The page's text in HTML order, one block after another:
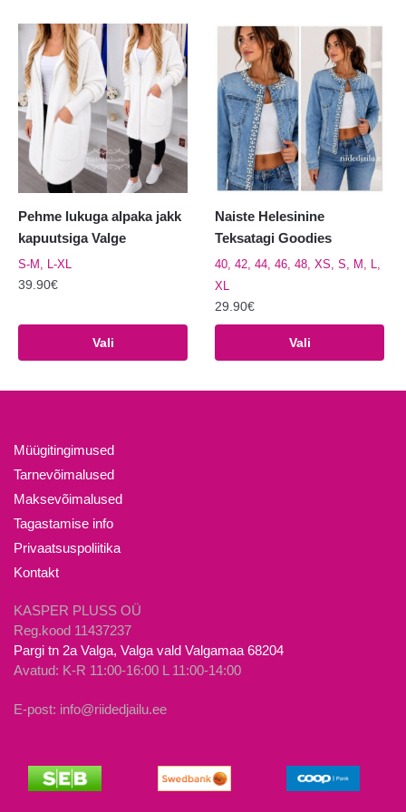
mitu
varianti.
Valikuid
saab
teha
tootelehel.
Valikuid
saab
teha
tootelehel.
Pehme lukuga alpaka jakk
kapuutsiga Valge
S-M, L-XL
39.90€
Vali
on
saab
teha
Naiste Helesinine
Teksatagi Goodies
40, 42, 44, 46, 48, XS, S, M, L,
XL
29.90€
Vali
tootel
Müügitingimused
Tarnevõimalused
Maksevõimalused
Tagastamise info
Privaatsuspoliitika
Kontakt
KASPER PLUSS OÜ
Reg.kood 11437237
Pargi tn 2a Valga, Valga vald Valgamaa 68204
Avatud: K-R 11:00-16:00 L 11:00-14:00
E-post: info@riidedjailu.ee